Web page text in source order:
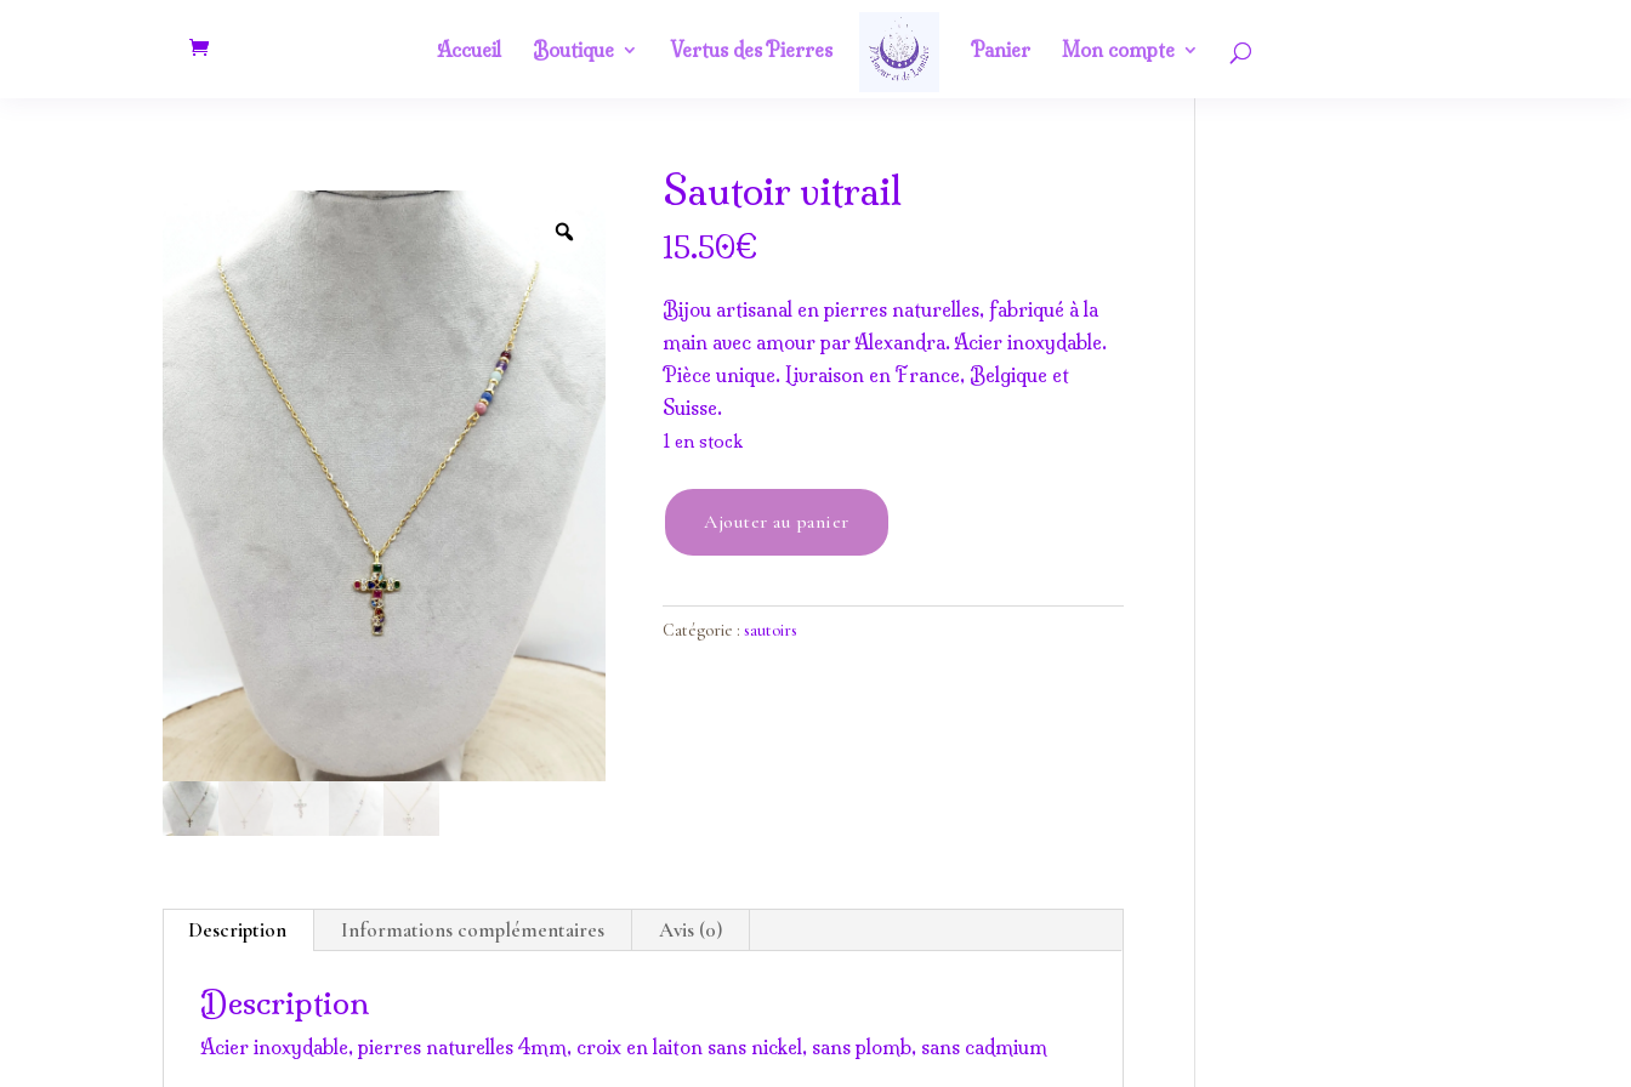
Accueil Boutique Vertus des Pierres Panier Mon compte
Sautoir vitrail
15.50€
Bijou artisanal en pierres naturelles, fabriqué à la
main avec amour par Alexandra. Acier inoxydable.
Pièce unique. Livraison en France, Belgique et
Suisse.
1 en stock
quantité
de
vitrail
Ajouter au panier
Catégorie :sautoirs
Description Informations complémentaires Avis (0)
Description
Acier inoxydable, pierres naturelles 4mm, croix en laiton sans nickel, sans plomb, sans cadmium